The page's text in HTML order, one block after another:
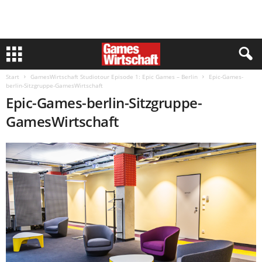
Start GamesWirtschaft Studiotour Episode 1: Epic Games – Berlin
Epic-Games-
berlin-Sitzgruppe-GamesWirtschaft
Epic-Games-berlin-Sitzgruppe-
GamesWirtschaft